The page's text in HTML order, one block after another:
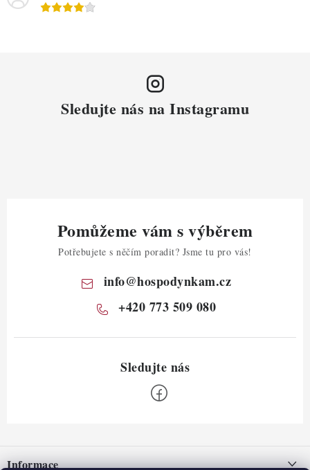
Sledujte nás na Instagramu
Pomůžeme vám s výběrem
Potřebujete s něčím poradit? Jsme tu pro vás!
info@hospodynkam.cz
+420 773 509 080
Informace